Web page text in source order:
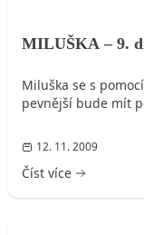
MILUŠKA – 9.
Miluška se s
pevnější bude mít
12. 11. 2009
Číst více